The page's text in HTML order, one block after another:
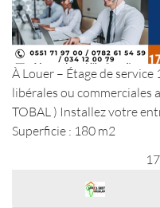
À Louer – Étage de
libérales ou commerciales
TOBAL ) Installez votre
Superficie : 180 m2